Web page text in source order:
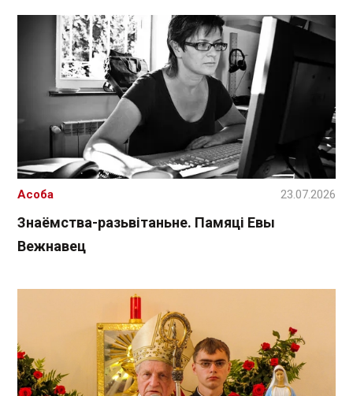
Знаёмства-разьвітаньне. Памяці Евы
Вежнавец
Асоба 23.07.2026